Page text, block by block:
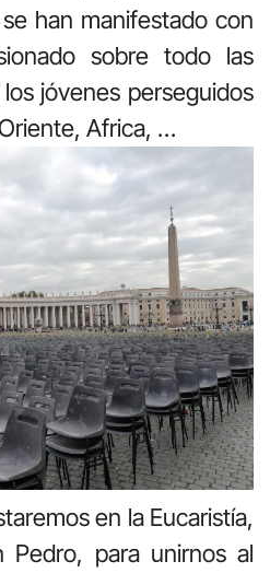
han manifestado con
sobre todo las
jóvenes perseguidos
Africa, …
en la Eucaristía,
Pedro, para unirnos al